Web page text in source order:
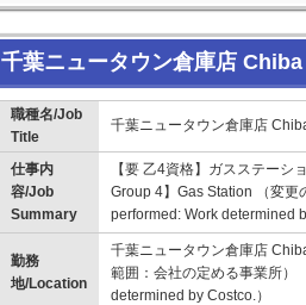
千葉ニュータウン倉庫店
職種名/Job
Title
千葉ニュータウン倉庫店
仕事内
容/Job
Summary
【要 乙4資格】ガスステー
Group 4】Gas Station （変更
performed: Work determined
勤務
地/Location
千葉ニュータウン倉庫店
範囲：会社の定める事業所
determined by Costco.）